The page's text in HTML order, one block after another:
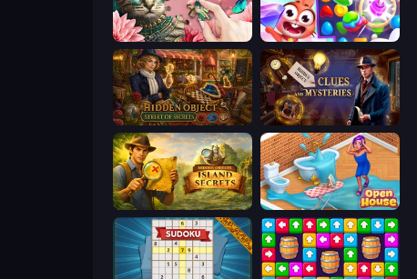
Favorite Puzzles Skydom
Hidden Object: Street Of Secrets Hidden Object: Clues and Mysteries
Hidden Objects: Island Secrets Open House